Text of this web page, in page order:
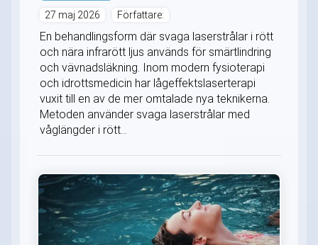
27 maj 2026 Författare:
En behandlingsform där svaga laserstrålar i rött
och nära infrarött ljus används för smärtlindring
och vävnadsläkning. Inom modern fysioterapi
och idrottsmedicin har lågeffektslaserterapi
vuxit till en av de mer omtalade nya teknikerna.
Metoden använder svaga laserstrålar med
våglängder i rött...